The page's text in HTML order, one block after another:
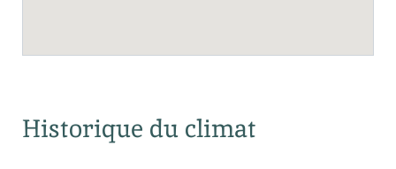
Historique du climat